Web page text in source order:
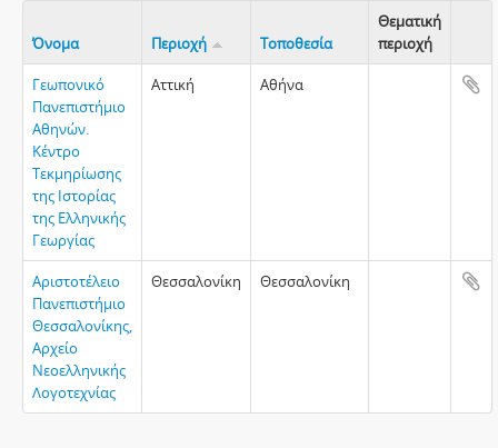
Όνομα Περιοχή Τοποθεσία
Θεματική
περιοχή
Γεωπονικό
Πανεπιστήμιο
Αθηνών.
Κέντρο
Τεκμηρίωσης
της Ιστορίας
της Ελληνικής
Γεωργίας
Αττική Αθήνα
Αριστοτέλειο
Πανεπιστήμιο
Θεσσαλονίκης,
Αρχείο
Νεοελληνικής
Λογοτεχνίας
Θεσσαλονίκη Θεσσαλονίκη